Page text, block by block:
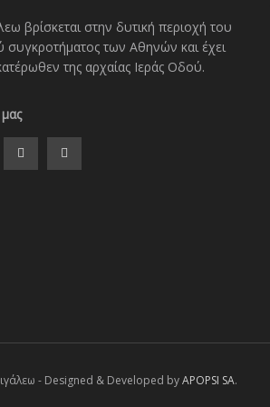
βρίσκεται στην δυτική περιοχή του
συγκροτήματος των Αθηνών και έχει
της αρχαίας Ιεράς Οδού.
- Designed & Developed byAPOPSI SA.